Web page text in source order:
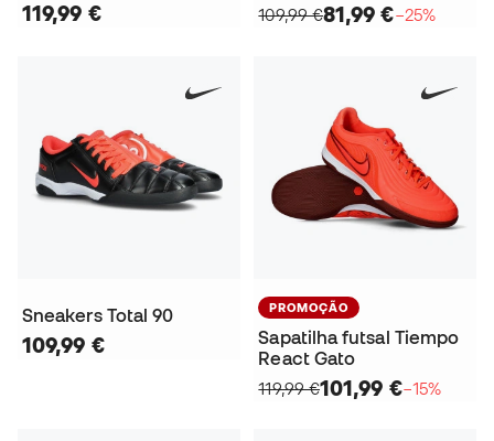
119,99 €
109,99 €81,99 €−25%
Sneakers Total 90
109,99 €
PROMOÇÃO
Sapatilha futsal Tiempo
React Gato
119,99 €101,99 €−15%